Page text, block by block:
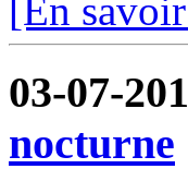
[En
03-07-
nocturne